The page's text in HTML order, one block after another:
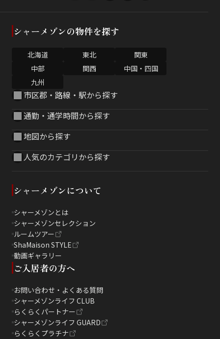
シャーメゾンの物件を探す
北海道 東北
関東
中部
関西
中国・四国
九州
市区郡・路線・駅から探す
通勤・通学時間から探す
地図から探す
人気のカテゴリから探す
シャーメゾンについて
シャーメゾンとは
シャーメゾンセレクション
ルームツアー
ShaMaison STYLE
動画ギャラリー
ご入居者の方へ
お問い合わせ・よくある質問
シャーメゾンライフ CLUB
らくらくパートナー
シャーメゾンライフ GUARD
らくらくプラチナ